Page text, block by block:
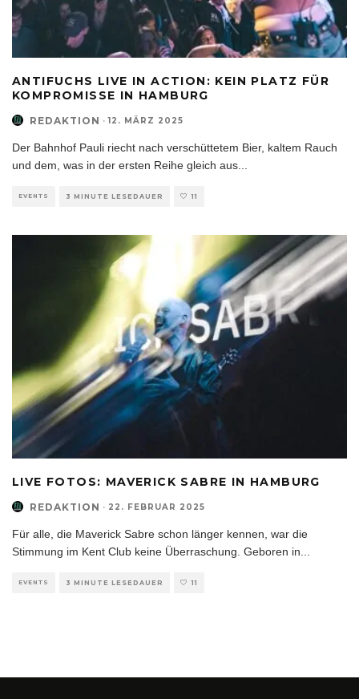
ANTIFUCHS LIVE IN ACTION: KEIN PLATZ FÜR
KOMPROMISSE IN HAMBURG
REDAKTION · 12. MÄRZ 2025
Der Bahnhof Pauli riecht nach verschüttetem Bier, kaltem Rauch
und dem, was in der ersten Reihe gleich aus
EVENTS 3 MINUTE LESEDAUER 11
LIVE FOTOS: MAVERICK SABRE IN HAMBURG
REDAKTION · 22. FEBRUAR 2025
Für alle, die Maverick Sabre schon länger kennen, war die
Stimmung im Kent Club keine Überraschung. Geboren in
EVENTS 3 MINUTE LESEDAUER 11